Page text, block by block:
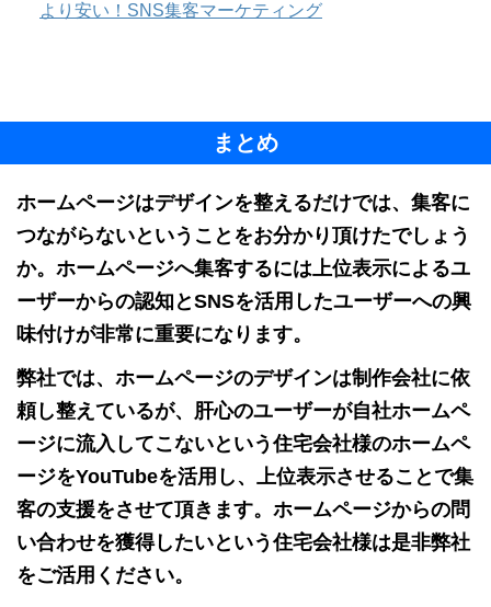
より安い！SNS集客マーケティング
まとめ
ホームページはデザインを整えるだけでは、集客に
つながらないということをお分かり頂けたでしょう
か。ホームページへ集客するには上位表示によるユ
ーザーからの認知とSNSを活用したユーザーへの興
味付けが非常に重要になります。
弊社では、ホームページのデザインは制作会社に依
頼し整えているが、肝心のユーザーが自社ホームペ
ージに流入してこないという住宅会社様のホームペ
ージをYouTubeを活用し、上位表示させることで集
客の支援をさせて頂きます。ホームページからの問
い合わせを獲得したいという住宅会社様は是非弊社
をご活用ください。